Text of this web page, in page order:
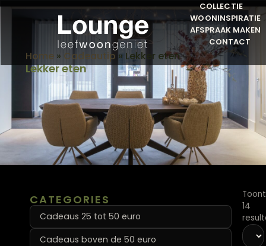
COLLECTIE
WOONINSPIRATIE
AFSPRAAK MAKEN
CONTACT
Home » Cadeautip » Lekker eten
Lekker eten
CATEGORIES
Cadeaus 25 tot 50 euro
Cadeaus boven de 50 euro
14